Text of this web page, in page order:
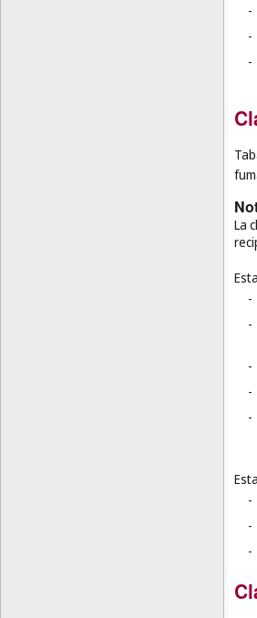
-
-
-
La
-
-
-
-
-
-
-
-